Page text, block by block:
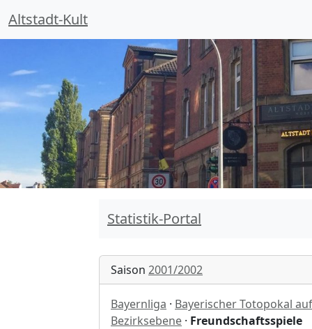
Altstadt-Kult
Statistik-Portal
Saison 2001/2002
Bayernliga · Bayerischer Totopokal
Bezirksebene · Freundschaftsspiele